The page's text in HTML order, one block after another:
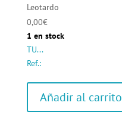
Leotardo
0,00€
1 en stock
TU...
Ref.:
Añadir al carrito